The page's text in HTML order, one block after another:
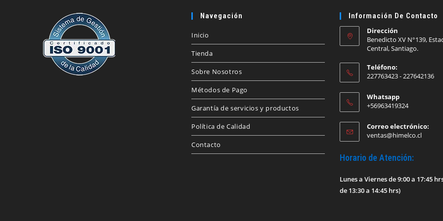
Navegación
Inicio
Tienda
Sobre Nosotros
Métodos de Pago
Garantía de servicios y productos
Política de Calidad
Contacto
Información De Contacto
Dirección
Benedicto XV N°139,
Central, Santiago.
Teléfono:
227763423 - 227642136
Whatsapp
+56963419324
Correo electrónico:
ventas@himelco.clSe
Horario de Atención:
Lunes a Viernes de 9:00 a 17:45
de 13:30 a 14:45 hrs)